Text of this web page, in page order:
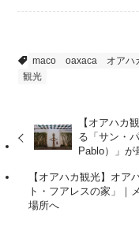
maco
oaxaca オアハ
観光
【オアハカ
る「サン・
Pablo）」が
【オアハカ観光】オア
ト・フアレスの家」｜
場所へ